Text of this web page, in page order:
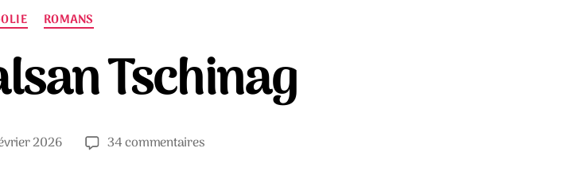
Catégories
ROMANS
Tschinag
2026 34 commentairessur